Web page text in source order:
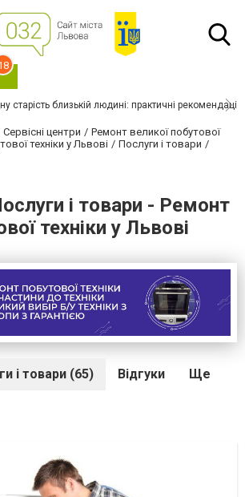
старість близькій людині: практичні рекомендації
Сервісні центри
Ремонт великої побутової
техніки у Львові
Послуги і товари
і товари - Ремонт
техніки у Львові
і товари (65) Відгуки Ще